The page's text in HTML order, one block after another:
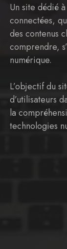
Un site dédié
connectées,
des contenus
comprendre,
numérique.
L’objectif du
d’utilisateurs
la
technologies